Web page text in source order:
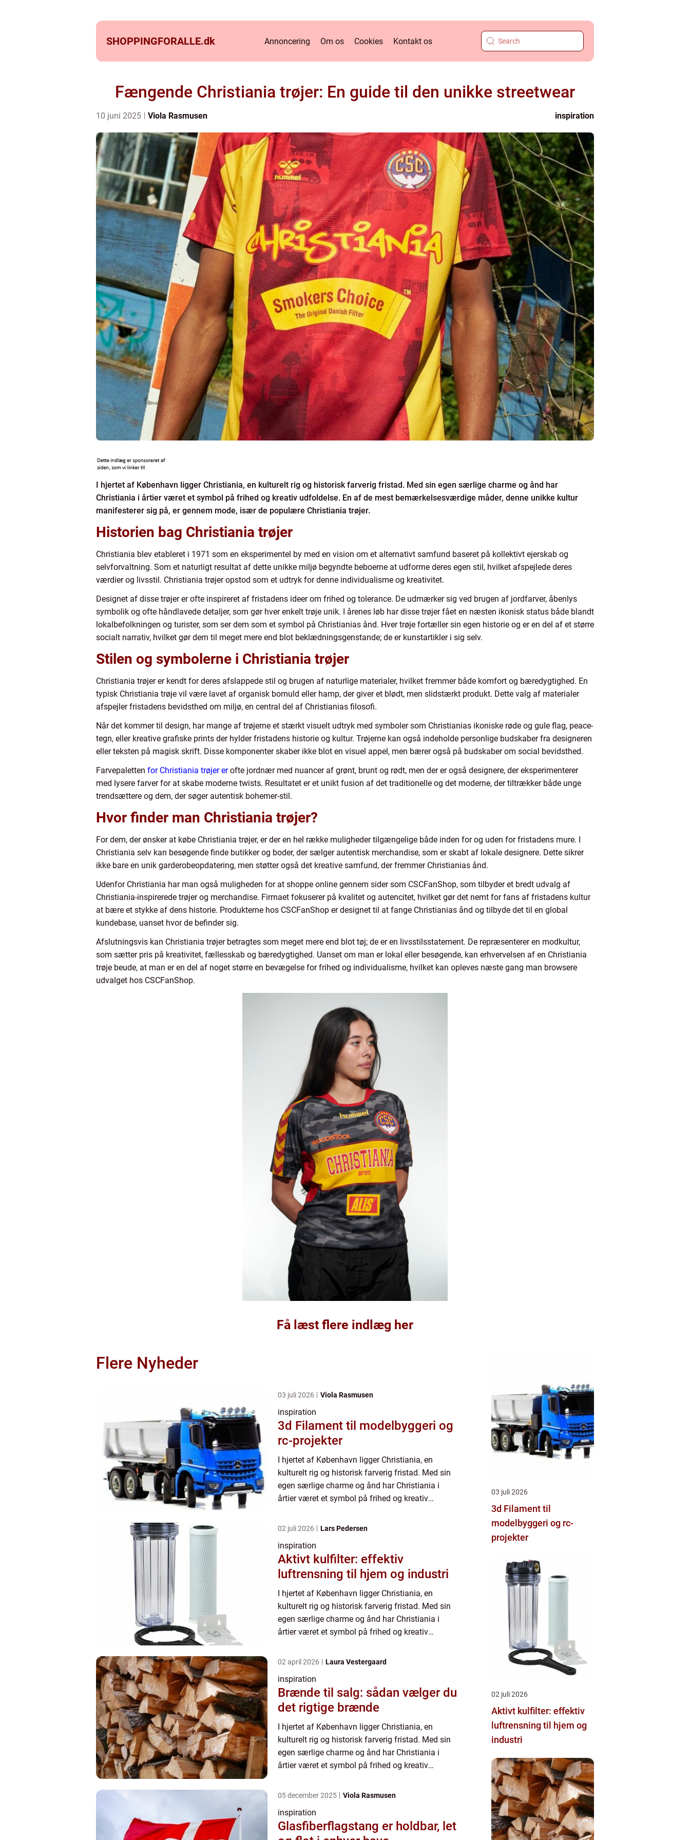
SHOPPINGFORALLE.dk Annoncering Om os Cookies Kontakt os
Fængende Christiania trøjer: En guide til den unikke streetwear
10 juni 2025 Viola Rasmusen inspiration
I hjertet af København ligger Christiania, en kulturelt rig og historisk farverig fristad. Med sin egen særlige charme og ånd har
Christiania i årtier været et symbol på frihed og kreativ udfoldelse. En af de mest bemærkelsesværdige måder, denne unikke kultur
manifesterer sig på, er gennem mode, især de populære Christiania trøjer.
Historien bag Christiania trøjer
Christiania blev etableret i 1971 som en eksperimentel by med en vision om et alternativt samfund baseret på kollektivt ejerskab og
selvforvaltning. Som et naturligt resultat af dette unikke miljø begyndte beboerne at udforme deres egen stil, hvilket afspejlede deres
værdier og livsstil. Christiania trøjer opstod som et udtryk for denne individualisme og kreativitet.
Designet af disse trøjer er ofte inspireret af fristadens ideer om frihed og tolerance. De udmærker sig ved brugen af jordfarver, åbenlys
symbolik og ofte håndlavede detaljer, som gør hver enkelt trøje unik. I årenes løb har disse trøjer fået en næsten ikonisk status både blandt
lokalbefolkningen og turister, som ser dem som et symbol på Christianias ånd. Hver trøje fortæller sin egen historie og er en del af et større
socialt narrativ, hvilket gør dem til meget mere end blot beklædningsgenstande; de er kunstartikler i sig selv.
Stilen og symbolerne i Christiania trøjer
Christiania trøjer er kendt for deres afslappede stil og brugen af naturlige materialer, hvilket fremmer både komfort og bæredygtighed. En
typisk Christiania trøje vil være lavet af organisk bomuld eller hamp, der giver et blødt, men slidstærkt produkt. Dette valg af materialer
afspejler fristadens bevidsthed om miljø, en central del af Christianias filosofi.
Når det kommer til design, har mange af trøjerne et stærkt visuelt udtryk med symboler som Christianias ikoniske røde og gule flag, peace-
tegn, eller kreative grafiske prints der hylder fristadens historie og kultur. Trøjerne kan også indeholde personlige budskaber fra designeren
eller teksten på magisk skrift. Disse komponenter skaber ikke blot en visuel appel, men bærer også på budskaber om social bevidsthed.
Farvepaletten for Christiania trøjer erofte jordnær med nuancer af grønt, brunt og rødt, men der er også designere, der eksperimenterer
med lysere farver for at skabe moderne twists. Resultatet er et unikt fusion af det traditionelle og det moderne, der tiltrækker både unge
trendsættere og dem, der søger autentisk bohemer-stil.
Hvor finder man Christiania trøjer?
For dem, der ønsker at købe Christiania trøjer, er der en hel række muligheder tilgængelige både inden for og uden for fristadens mure. I
Christiania selv kan besøgende finde butikker og boder, der sælger autentisk merchandise, som er skabt af lokale designere. Dette sikrer
ikke bare en unik garderobeopdatering, men støtter også det kreative samfund, der fremmer Christianias ånd.
Udenfor Christiania har man også muligheden for at shoppe online gennem sider som CSCFanShop, som tilbyder et bredt udvalg af
Christiania-inspirerede trøjer og merchandise. Firmaet fokuserer på kvalitet og autencitet, hvilket gør det nemt for fans af fristadens kultur
at bære et stykke af dens historie. Produkterne hos CSCFanShop er designet til at fange Christianias ånd og tilbyde det til en global
kundebase, uanset hvor de befinder sig.
Afslutningsvis kan Christiania trøjer betragtes som meget mere end blot tøj; de er en livsstilsstatement. De repræsenterer en modkultur,
som sætter pris på kreativitet, fællesskab og bæredygtighed. Uanset om man er lokal eller besøgende, kan erhvervelsen af en Christiania
trøje beude, at man er en del af noget større en bevægelse for frihed og individualisme, hvilket kan opleves næste gang man browsere
udvalget hos CSCFanShop.
Få læst flere indlæg her
Flere Nyheder
03 juli 2026 Viola Rasmusen
inspiration
3d Filament til modelbyggeri og
rc-projekter
I hjertet af København ligger Christiania, en
kulturelt rig og historisk farverig fristad. Med sin
egen særlige charme og ånd har Christiania i
årtier været et symbol på frihed og kreativ
02 juli 2026 Lars Pedersen
inspiration
Aktivt kulfilter: effektiv
luftrensning til hjem og industri
I hjertet af København ligger Christiania, en
kulturelt rig og historisk farverig fristad. Med sin
egen særlige charme og ånd har Christiania i
årtier været et symbol på frihed og kreativ
02 april 2026 Laura Vestergaard
inspiration
Brænde til salg: sådan vælger du
det rigtige brænde
I hjertet af København ligger Christiania, en
kulturelt rig og historisk farverig fristad. Med sin
egen særlige charme og ånd har Christiania i
årtier været et symbol på frihed og kreativ
05 december 2025 Viola Rasmusen
inspiration
Glasfiberflagstang er holdbar, let
03 juli 2026
3d Filament til
modelbyggeri og rc-
projekter
02 juli 2026
Aktivt kulfilter: effektiv
luftrensning til hjem og
industri